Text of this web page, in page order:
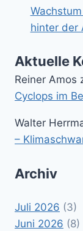
hinter der
Aktuelle
Reiner Amos
Cyclops im
Walter
–
Archiv
Juli 2026 (3)
Juni 2026 (8)